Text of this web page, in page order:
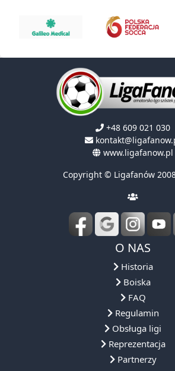
+48 609 021 030
www.ligafanow.pl
Copyright © Ligafanów
O NAS
Historia
Boiska
FAQ
Regulamin
Obsługa ligi
Reprezentacja
Partnerzy